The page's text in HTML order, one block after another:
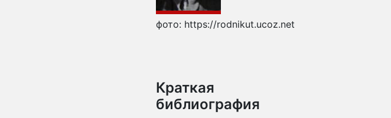
фото: https://rodnikut.ucoz.net
Краткая
библиография